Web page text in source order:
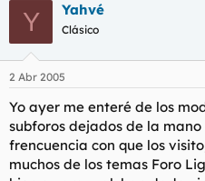
Y Yahvé
Clásico
2 Abr 2005
Yo ayer me enteré de los
subforos dejados de la
frencuencia con que los
muchos de los temas Foro